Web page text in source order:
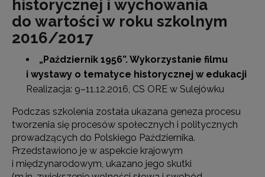
historycznej i wychowania
do wartości w roku szkolnym
2016/2017
„Październik 1956”. Wykorzystanie filmu
i wystawy o tematyce historycznej w edukacji
Realizacja: 9–11.12.2016, CS ORE w Sulejówku
Podczas szkolenia została ukazana geneza procesu
tworzenia się procesów społecznych i politycznych
prowadzących do Polskiego Października.
Przedstawiono je w aspekcie krajowym
i międzynarodowym, ukazano jego skutki